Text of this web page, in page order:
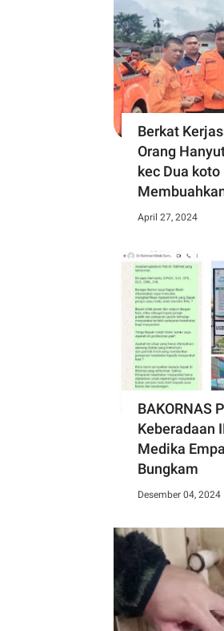
Berkat
Orang
kec Dua
April 27, 2024
BAKORNAS
Keberadaan
Medika
Bungkam
Desember 04, 2024